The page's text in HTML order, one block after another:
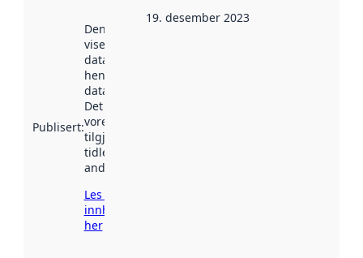
Publisert:
Denne datoen
viser når
datasettet vart
henta inn av
data.norge.no.
Det kan ha
vore
tilgjengeleg
tidlegare
andre stader.
Les meir om
innhenting
her
19. desember 2023